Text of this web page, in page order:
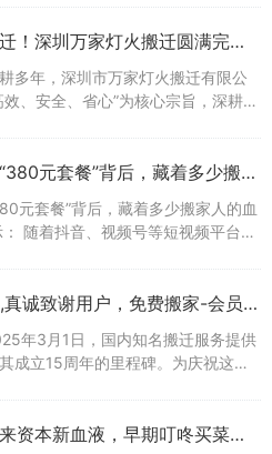
实力赋能教育搬迁！深圳万家灯火搬迁圆满完成天津大学佐治亚理工深圳学院搬迁项目
多年，深圳市万家灯火搬迁有限公
、安全、省心”为核心宗旨，深耕企
抖音搬家直播的“380元套餐”背后，藏着多少搬家人的血泪陷阱？
元套餐”背后，藏着多少搬家人的血
随着抖音、视频号等短视频平台的
万家灯火15周年,真诚致谢用户，免费搬家-会员合伙人计划正式启动
年3月1日，国内知名搬迁服务提供
成立15周年的里程碑。为庆祝这一
万家灯火搬家迎来资本新血液，早期叮咚买菜投资者领投，专业搬家领域竞争力分析